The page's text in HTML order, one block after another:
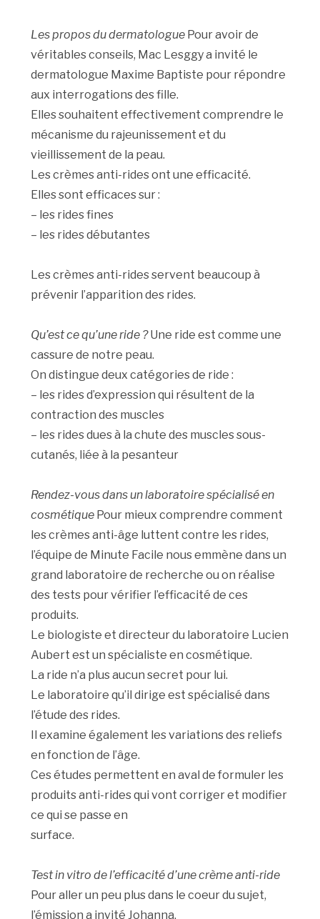
Les propos du dermatologue Pour avoir de
véritables conseils, Mac Lesggy a invité le
dermatologue Maxime Baptiste pour répondre
aux interrogations des fille.
Elles souhaitent effectivement comprendre le
mécanisme du rajeunissement et du
vieillissement de la peau.
Les crèmes anti-rides ont une efficacité.
Elles sont efficaces sur :
– les rides fines
– les rides débutantes
Les crèmes anti-rides servent beaucoup à
prévenir l’apparition des rides.
Qu’est ce qu’une ride ?Une ride est comme une
cassure de notre peau.
On distingue deux catégories de ride :
– les rides d’expression qui résultent de la
contraction des muscles
– les rides dues à la chute des muscles sous-
cutanés, liée à la pesanteur
Rendez-vous dans un laboratoire spécialisé en
cosmétique Pour mieux comprendre comment
les crèmes anti-âge luttent contre les rides,
l’équipe de Minute Facile nous emmène dans un
grand laboratoire de recherche ou on réalise
des tests pour vérifier l’efficacité de ces
produits.
Le biologiste et directeur du laboratoire Lucien
Aubert est un spécialiste en cosmétique.
La ride n’a plus aucun secret pour lui.
Le laboratoire qu’il dirige est spécialisé dans
l’étude des rides.
Il examine également les variations des reliefs
en fonction de l’âge.
Ces études permettent en aval de formuler les
produits anti-rides qui vont corriger et modifier
ce qui se passe en
surface.
Test in vitro de l’efficacité d’une crème anti-ride
Pour aller un peu plus dans le coeur du sujet,
l’émission a invité Johanna.